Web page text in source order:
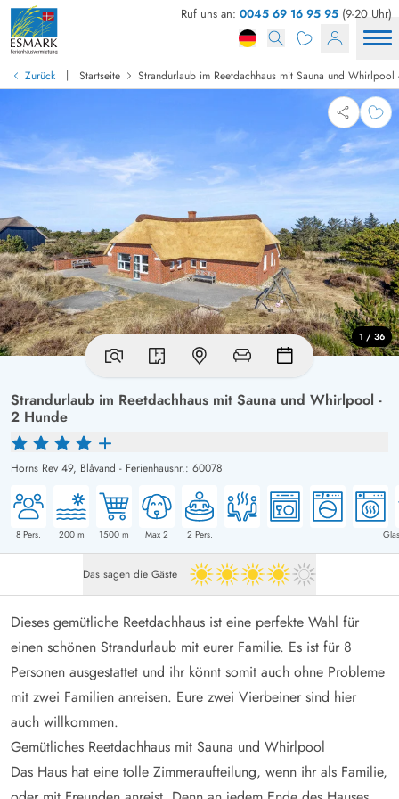
Ruf uns an: 0045 69 16 95 95 (9-20 Uhr)
Zurück | Startseite Strandurlaub im Reetdachhaus mit Sauna und
Strandurlaub im Reetdachhaus mit Sauna und Whirlpool -
2 Hunde
Horns Rev 49, Blåvand - Ferienhausnr.: 60078
8 Pers. 200m 1500 m Max 2 2 Pers.
1 / 36
Das sagen die Gäste 4 von 5
Dieses gemütliche Reetdachhaus ist eine perfekte Wahl für
einen schönen Strandurlaub mit eurer Familie. Es ist für 8
Personen ausgestattet und ihr könnt somit auch ohne Probleme
mit zwei Familien anreisen. Eure zwei Vierbeiner sind hier
auch willkommen.
Gemütliches Reetdachhaus mit Sauna und Whirlpool
Das Haus hat eine tolle Zimmeraufteilung, wenn ihr als Familie,